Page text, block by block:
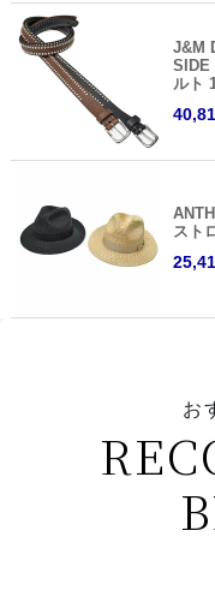
J&M
SIDE
ルト
スト
お